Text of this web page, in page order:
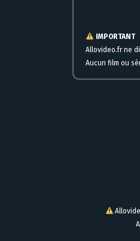
IMPORTANT
Allovideo.fr ne
Aucun film ou